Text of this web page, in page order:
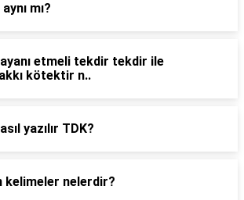
mı?
etmeli tekdir tekdir ile
kötektir n..
yazılır TDK?
kelimeler nelerdir?